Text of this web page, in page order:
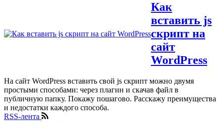
Как
вставить js
скрипт на
сайт
WordPress
На сайт WordPress вставить свой js скрипт можно двумя
простыми способами: через плагин и скачав файл в
публичную папку. Покажу пошагово. Расскажу преимущества
и недостатки каждого способа.
RSS-лента